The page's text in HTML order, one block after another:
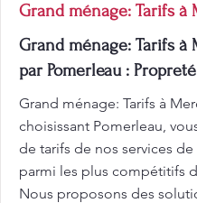
Grand ménage: Tarifs à
Grand ménage: Tarifs à
par Pomerleau :
Grand ménage: Tarifs à
choisissant Pomerleau,
de tarifs de nos services
parmi les plus compétitifs
Nous proposons des